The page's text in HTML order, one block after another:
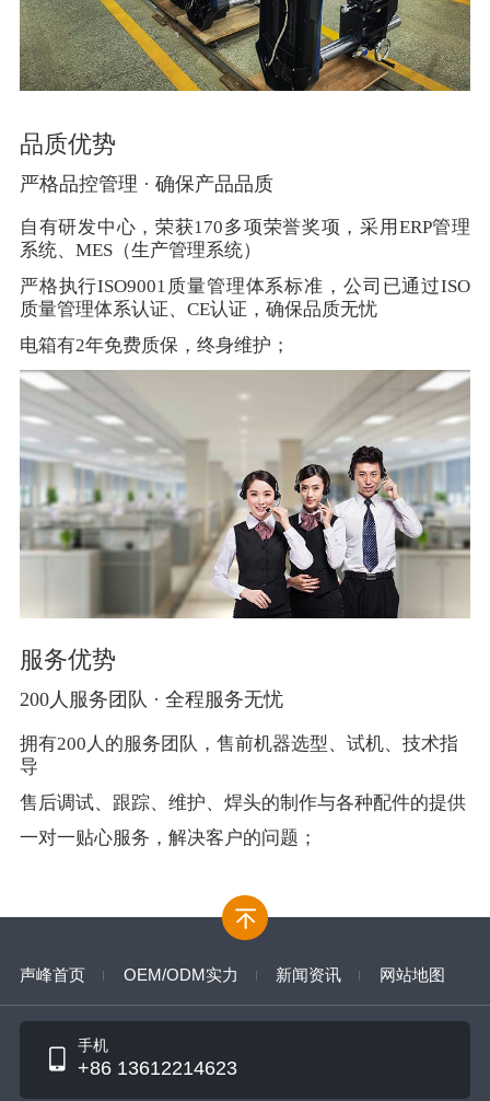
品质优势
严格品控管理 · 确保产品品质
自有研发中心，荣获170多项荣誉奖项，采用ERP管理
系统、MES（生产管理系统）
严格执行ISO9001质量管理体系标准，公司已通过ISO
质量管理体系认证、CE认证，确保品质无忧
电箱有2年免费质保，终身维护；
服务优势
200人服务团队 · 全程服务无忧
拥有200人的服务团队，售前机器选型、试机、技术指
导
售后调试、跟踪、维护、焊头的制作与各种配件的提供
一对一贴心服务，解决客户的问题；
声峰首页 OEM/ODM实力 新闻资讯 网站地图
手机
+86 13612214623